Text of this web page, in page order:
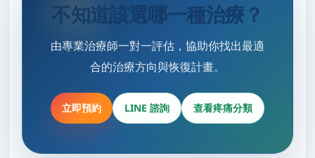
不知道該選哪一種治療？
由專業治療師一對一評估，協助你找出最適
合的治療方向與恢復計畫。
立即預約 LINE 諮詢 查看疼痛分類